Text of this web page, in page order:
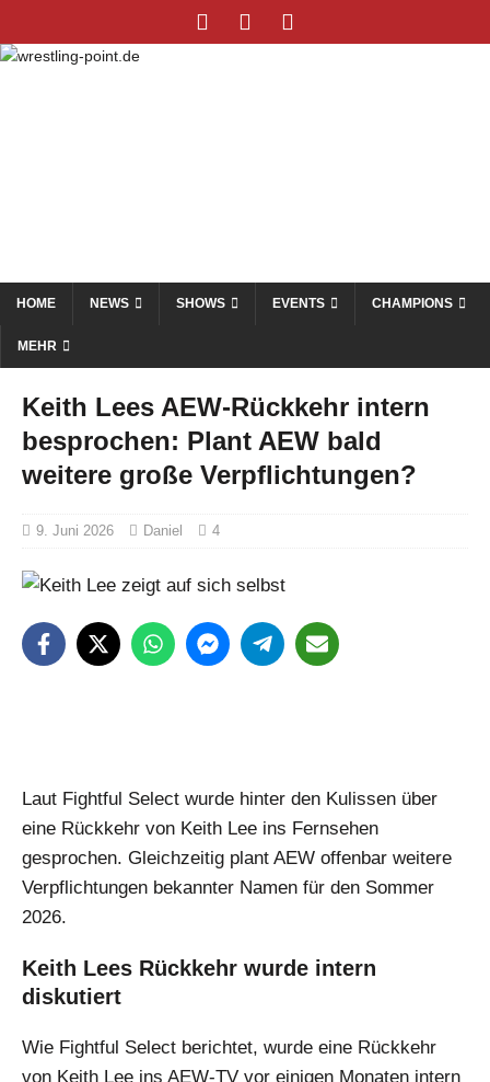
HOME NEWS SHOWS EVENTS CHAMPIONS
MEHR
Keith Lees AEW-Rückkehr intern
besprochen: Plant AEW bald
weitere große Verpflichtungen?
9. Juni 2026 Daniel 4
Laut Fightful Select wurde hinter den Kulissen über
eine Rückkehr von Keith Lee ins Fernsehen
gesprochen. Gleichzeitig plant AEW offenbar weitere
Verpflichtungen bekannter Namen für den Sommer
2026.
Keith Lees Rückkehr wurde intern
diskutiert
Wie Fightful Select berichtet, wurde eine Rückkehr
von Keith Lee ins AEW-TV vor einigen Monaten intern